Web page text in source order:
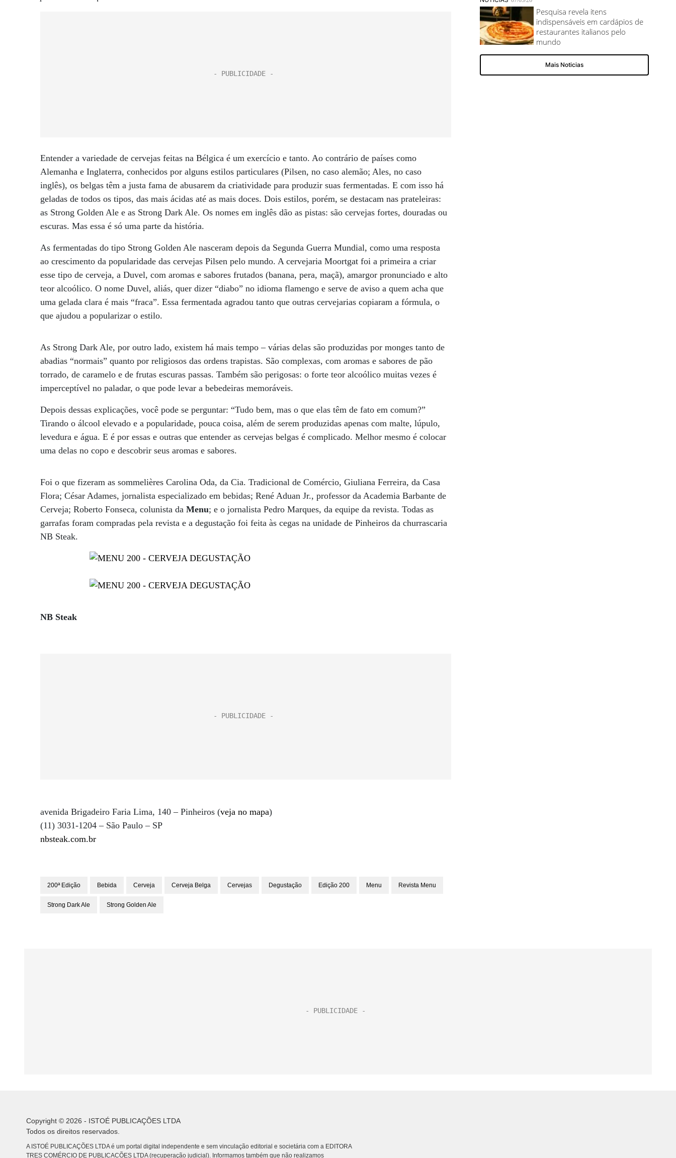
Entender a variedade de cervejas feitas na Bélgica é um exercício e tanto. Ao contrário de países como
Alemanha e Inglaterra, conhecidos por alguns estilos particulares (Pilsen, no caso alemão; Ales, no caso
inglês), os belgas têm a justa fama de abusarem da criatividade para produzir suas fermentadas. E com isso há
geladas de todos os tipos, das mais ácidas até as mais doces. Dois estilos, porém, se destacam nas prateleiras:
as Strong Golden Ale e as Strong Dark Ale. Os nomes em inglês dão as pistas: são cervejas fortes, douradas ou
escuras. Mas essa é só uma parte da história.
As fermentadas do tipo Strong Golden Ale nasceram depois da Segunda Guerra Mundial, como uma resposta
ao crescimento da popularidade das cervejas Pilsen pelo mundo. A cervejaria Moortgat foi a primeira a criar
esse tipo de cerveja, a Duvel, com aromas e sabores frutados (banana, pera, maçã), amargor pronunciado e alto
teor alcoólico. O nome Duvel, aliás, quer dizer “diabo” no idioma flamengo e serve de aviso a quem acha que
uma gelada clara é mais “fraca”. Essa fermentada agradou tanto que outras cervejarias copiaram a fórmula, o
que ajudou a popularizar o estilo.
As Strong Dark Ale, por outro lado, existem há mais tempo – várias delas são produzidas por monges tanto de
abadias “normais” quanto por religiosos das ordens trapistas. São complexas, com aromas e sabores de pão
torrado, de caramelo e de frutas escuras passas. Também são perigosas: o forte teor alcoólico muitas vezes é
imperceptível no paladar, o que pode levar a bebedeiras memoráveis.
Depois dessas explicações, você pode se perguntar: “Tudo bem, mas o que elas têm de fato em comum?”
Tirando o álcool elevado e a popularidade, pouca coisa, além de serem produzidas apenas com malte, lúpulo,
levedura e água. E é por essas e outras que entender as cervejas belgas é complicado. Melhor mesmo é colocar
uma delas no copo e descobrir seus aromas e sabores.
Foi o que fizeram as sommelières Carolina Oda, da Cia. Tradicional de Comércio, Giuliana Ferreira, da Casa
Flora; César Adames, jornalista especializado em bebidas; René Aduan Jr., professor da Academia Barbante de
Cerveja; Roberto Fonseca, colunista da Menu; e o jornalista Pedro Marques, da equipe da revista. Todas as
garrafas foram compradas pela revista e a degustação foi feita às cegas na unidade de Pinheiros da churrascaria
NB Steak.
NB Steak
avenida Brigadeiro Faria Lima, 140 – Pinheiros (veja no mapa)
(11) 3031-1204 – São Paulo – SP
nbsteak.com.br
200ª Edição Bebida Cerveja Cerveja Belga Cervejas Degustação Edição 200 Menu Revista Menu
Strong Dark Ale Strong Golden Ale
Copyright © 2026 - ISTOÉ PUBLICAÇÕES LTDA
Todos os direitos reservados.
A ISTOÉ PUBLICAÇÕES LTDA é um portal digital independente e sem vinculação editorial e societária com a EDITORA
TRES COMÉRCIO DE PUBLICACÕES LTDA (recuperação judicial). Informamos também que não realizamos